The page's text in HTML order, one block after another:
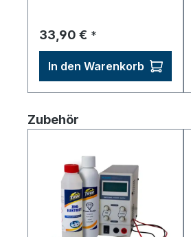
Regulärer Preis:
33,90 € *
In den Warenkorb
Produktgalerie überspringen
Zubehör